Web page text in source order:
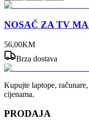
NOSAČ ZA TV
56,00KM
Brza dostava
Kupujte laptope,
cijenama.
PRODAJA